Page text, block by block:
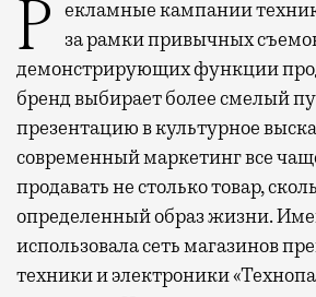
Рекламные кампании техники редко выходят
за рамки привычных
демонстрирующих функции
бренд выбирает более смелый
презентацию в культурное
современный маркетинг все
продавать не столько товар,
определенный образ жизни.
использовала сеть магазинов
техники и электроники